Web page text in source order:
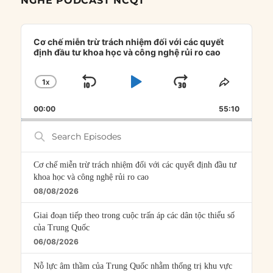
Audio
Player
Cơ chế miễn trừ trách nhiệm đối với các quyết
định đầu tư khoa học và công nghệ rủi ro cao
CHANGE
RATE
1X
SKIP
PLAYJUMP
FORWARD
SHARE
00:00 55:10
Search
Episodes
Cơ chế miễn trừ trách nhiệm đối với các quyết định đầu tư
khoa học và công nghệ rủi ro cao
08/08/2026
Giai đoạn tiếp theo trong cuộc trấn áp các dân tộc thiểu số
của Trung Quốc
06/08/2026
Nỗ lực âm thầm của Trung Quốc nhằm thống trị khu vực